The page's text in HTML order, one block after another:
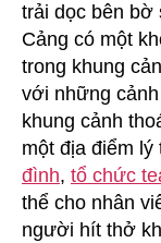
trải dọc bên bờ
Cảng có một
trong khung
với những
khung cảnh
một địa điểm
đình, tổ chức
thể cho nhân
người hít thở